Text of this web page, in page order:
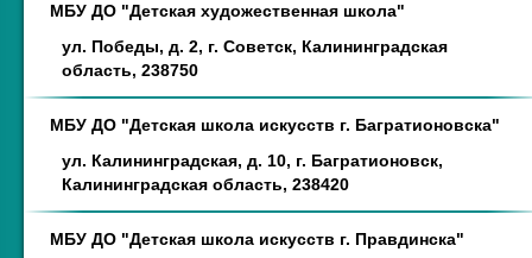
МБУ ДО "Детская художественная школа"
ул. Победы, д. 2, г. Советск, Калининградская
область, 238750
МБУ ДО "Детская школа искусств г. Багратионовска"
ул. Калининградская, д. 10, г. Багратионовск,
Калининградская область, 238420
МБУ ДО "Детская школа искусств г. Правдинска"